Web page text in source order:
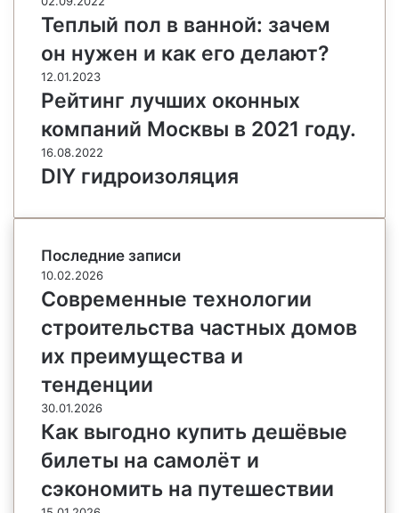
Теплый пол в ванной: зачем
он нужен и как его делают?
12.01.2023
Рейтинг лучших оконных
компаний Москвы в 2021 году.
16.08.2022
DIY гидроизоляция
Последние записи
10.02.2026
Современные технологии
строительства частных домов
их преимущества и
тенденции
30.01.2026
Как выгодно купить дешёвые
билеты на самолёт и
сэкономить на путешествии